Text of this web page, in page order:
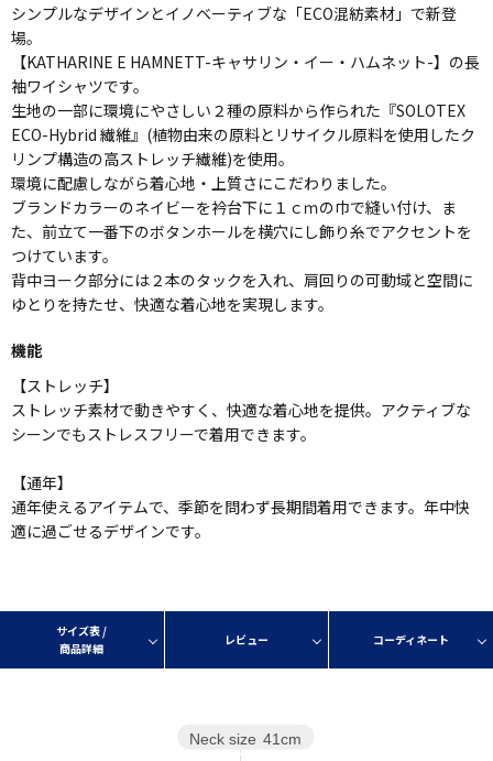
シンプルなデザインとイノベーティブな「ECO混紡素材」で新登
場。
【KATHARINE E HAMNETT-キャサリン・イー・ハムネット-】の長
袖ワイシャツです。
生地の一部に環境にやさしい２種の原料から作られた『SOLOTEX
ECO-Hybrid 繊維』(植物由来の原料とリサイクル原料を使用したク
リンプ構造の高ストレッチ繊維)を使用。
環境に配慮しながら着心地・上質さにこだわりました。
ブランドカラーのネイビーを衿台下に１ｃｍの巾で縫い付け、ま
た、前立て一番下のボタンホールを横穴にし飾り糸でアクセントを
つけています。
背中ヨーク部分には２本のタックを入れ、肩回りの可動域と空間に
ゆとりを持たせ、快適な着心地を実現します。
機能
【ストレッチ】
ストレッチ素材で動きやすく、快適な着心地を提供。アクティブな
シーンでもストレスフリーで着用できます。
【通年】
通年使えるアイテムで、季節を問わず長期間着用できます。年中快
適に過ごせるデザインです。
サイズ表 /
商品詳細
レビュー コーディネート
Neck size 41cm